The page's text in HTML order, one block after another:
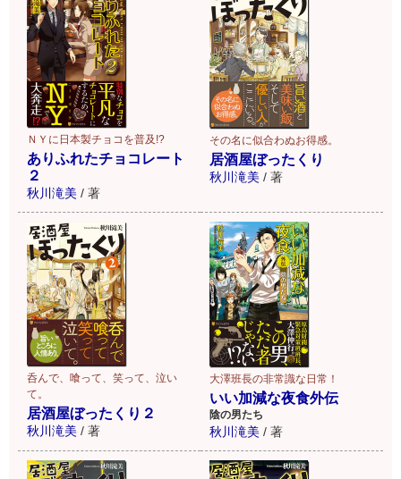
ＮＹに日本製チョコを普及!?
ありふれたチョコレート
２
秋川滝美 / 著
その名に似合わぬお得感。
居酒屋ぼったくり
秋川滝美 / 著
呑んで、喰って、笑って、泣い
て。
居酒屋ぼったくり２
秋川滝美 / 著
大澤班長の非常識な日常！
いい加減な夜食外伝
陰の男たち
秋川滝美 / 著